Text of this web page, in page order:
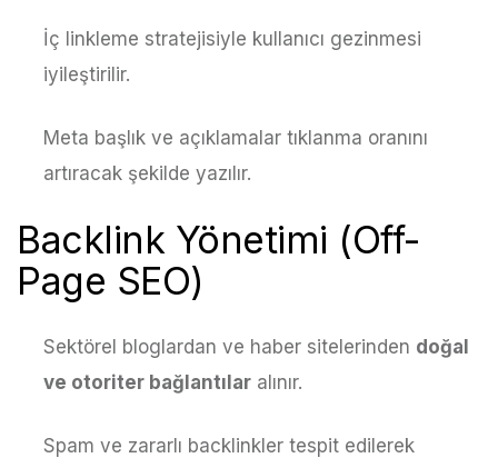
İç linkleme stratejisiyle kullanıcı gezinmesi
iyileştirilir.
Meta başlık ve açıklamalar tıklanma oranını
artıracak şekilde yazılır.
Backlink Yönetimi (Off-
Page SEO)
Sektörel bloglardan ve haber sitelerinden doğal
ve otoriter bağlantılar alınır.
Spam ve zararlı backlinkler tespit edilerek